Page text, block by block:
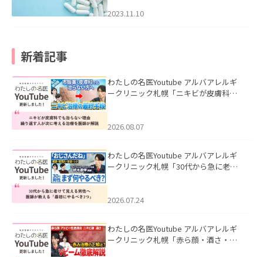
2023.11.10
新着記事
わたしの名医Youtube アルバアレルギ
ークリニック札幌「ニキビが皮膚科で
ました。
2026.08.07
わたしの名医Youtube アルバアレルギ
ークリニック札幌「30代から急に老け
た。
2026.07.24
わたしの名医Youtube アルバアレルギ
ークリニック札幌「赤ら顔・酒さ・ニ